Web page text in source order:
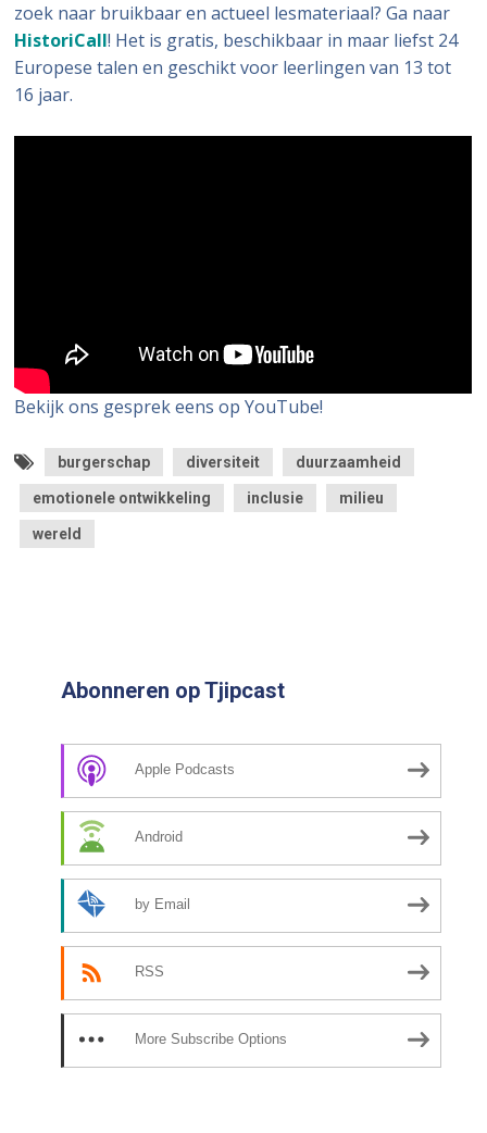
zoek naar bruikbaar en actueel lesmateriaal? Ga naar
HistoriCall! Het is gratis, beschikbaar in maar liefst 24
Europese talen en geschikt voor leerlingen van 13 tot
16 jaar.
Bekijk ons gesprek eens op YouTube!
burgerschap diversiteit duurzaamheid
emotionele ontwikkeling inclusie milieu
wereld
Abonneren op Tjipcast
Apple Podcasts
Android
by Email
RSS
More Subscribe Options